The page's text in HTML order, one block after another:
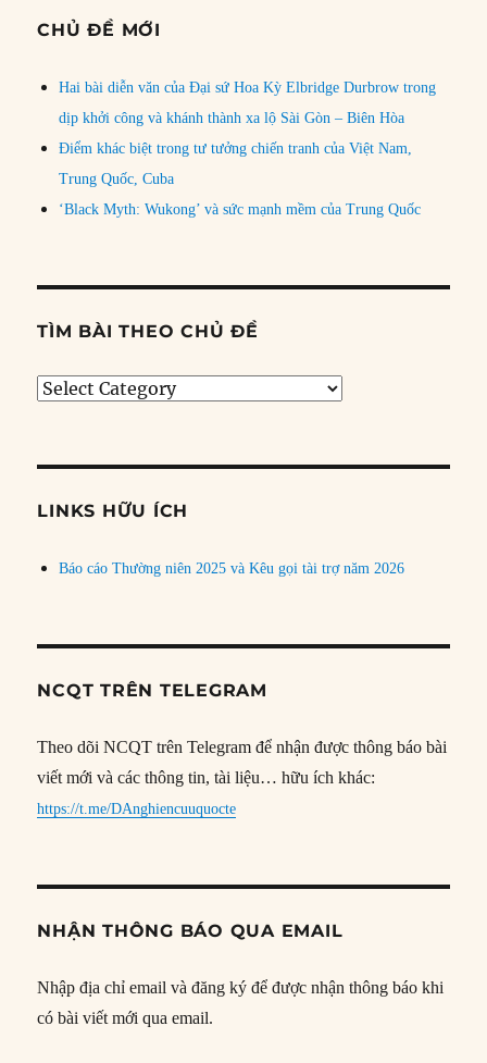
CHỦ ĐỀ MỚI
Hai bài diễn văn của Đại sứ Hoa Kỳ Elbridge Durbrow trong
dịp khởi công và khánh thành xa lộ Sài Gòn – Biên Hòa
Điểm khác biệt trong tư tưởng chiến tranh của Việt Nam,
Trung Quốc, Cuba
‘Black Myth: Wukong’ và sức mạnh mềm của Trung Quốc
TÌM BÀI THEO CHỦ ĐỀ
Tìm
đề
LINKS HỮU ÍCH
Báo cáo Thường niên 2025 và Kêu gọi tài trợ năm 2026
NCQT TRÊN TELEGRAM
Theo dõi NCQT trên Telegram để nhận được thông báo bài
viết mới và các thông tin, tài liệu… hữu ích khác:
https://t.me/DAnghiencuuquocte
NHẬN THÔNG BÁO QUA EMAIL
Nhập địa chỉ email và đăng ký để được nhận thông báo khi
có bài viết mới qua email.